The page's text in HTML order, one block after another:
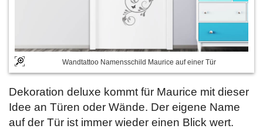
Wandtattoo Namensschild Maurice auf einer Tür
Dekoration deluxe kommt für Maurice mit dieser
Idee an Türen oder Wände. Der eigene Name
auf der Tür ist immer wieder einen Blick wert.